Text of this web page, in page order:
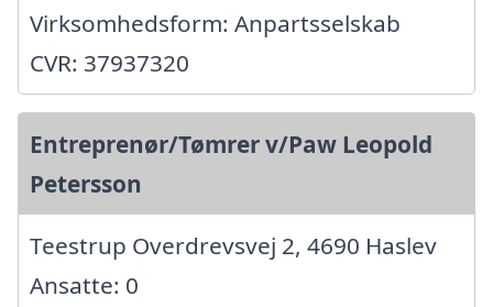
Virksomhedsform: Anpartsselskab
CVR: 37937320
Entreprenør/Tømrer v/Paw Leopold
Petersson
Teestrup Overdrevsvej 2, 4690 Haslev
Ansatte: 0